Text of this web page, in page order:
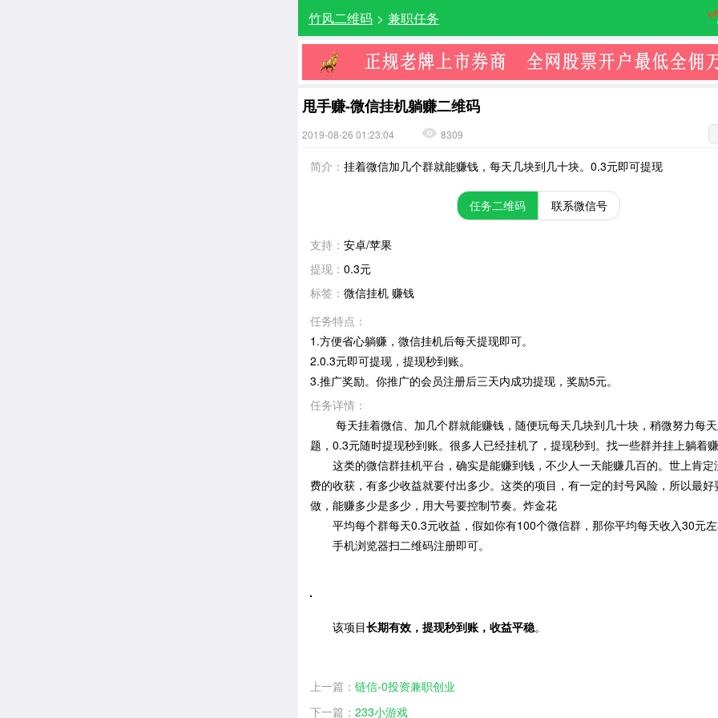
竹风二维码 > 兼职任务
甩手赚-微信挂机躺赚二维码
2019-08-26 01:23:04 8309
简介： 挂着微信加几个群就能赚钱，每天几块到几十块。0.3元即可提现
任务二维码 联系微信号
支持： 安卓/苹果
提现： 0.3元
标签： 微信挂机 赚钱
任务特点：
1.方便省心躺赚，微信挂机后每天提现即可。
2.0.3元即可提现，提现秒到账。
3.推广奖励。你推广的会员注册后三天内成功提现，奖励5元。
任务详情：
每天挂着微信、加几个群就能赚钱，随便玩每天几块到几十块，稍微努力每
题，0.3元随时提现秒到账。很多人已经挂机了，提现秒到。找一些群并挂上躺着
这类的微信群挂机平台，确实是能赚到钱，不少人一天能赚几百的。世上肯定
费的收获，有多少收益就要付出多少。这类的项目，有一定的封号风险，所以最好
做，能赚多少是多少，用大号要控制节奏。炸金花
平均每个群每天0.3元收益，假如你有100个微信群，那你平均每天收入30元
手机浏览器扫二维码注册即可。
该项目长期有效，提现秒到账，收益平稳。
上一篇： 链信-0投资兼职创业
下一篇： 233小游戏